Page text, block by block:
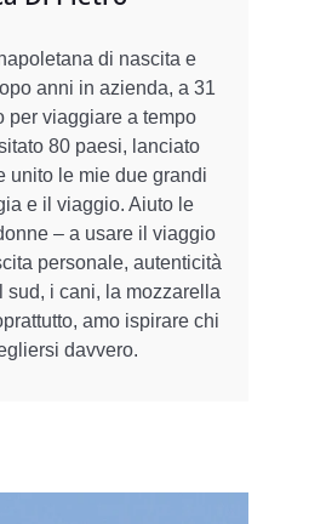
di nascita e
anni in azienda, a 31
per viaggiare a tempo
80 paesi, lanciato
unito le mie due grandi
e il viaggio. Aiuto le
– a usare il viaggio
personale, autenticità
sud, i cani, la mozzarella
amo ispirare chi
davvero.